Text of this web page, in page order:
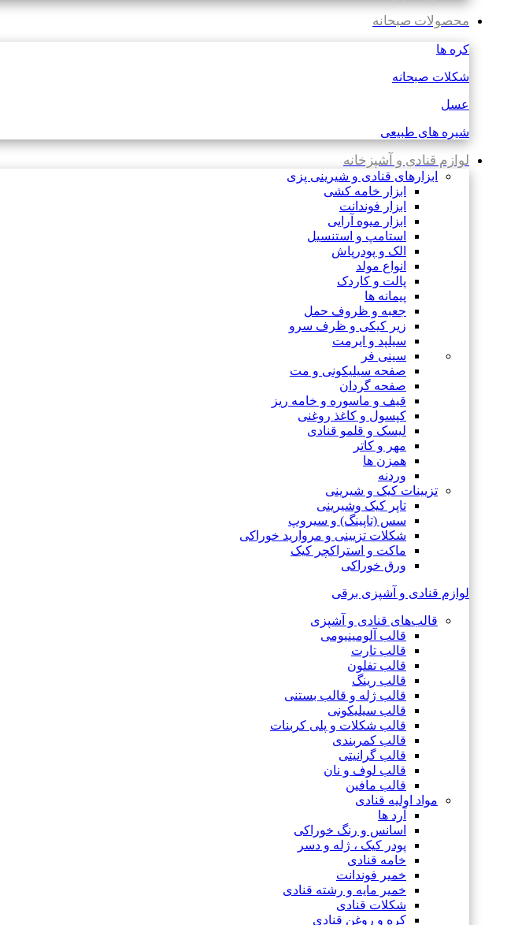
محصولات صبحانه
کره ها
شکلات صبحانه
عسل
شیره های طبیعی
لوازم قنادی و آشپزخانه
ابزارهای قنادی و شیرینی پزی
ابزار خامه کشی
ابزار فوندانت
ابزار میوه آرایی
استامپ و استنسیل
الک و پودرپاش
انواع مولد
پالت و کاردک
پیمانه ها
جعبه و ظروف حمل
زیر کیکی و ظرف سرو
سیلپد و ایرمت
سینی فر
صفحه سیلیکونی و مت
صفحه گردان
قیف و ماسوره و خامه ریز
کپسول و کاغذ روغنی
لیسک و قلمو قنادی
مهر و کاتر
همزن ها
وردنه
تزیینات کیک و شیرینی
تاپر کیک وشیرینی
سس (تاپینگ) و سیروپ
شکلات تزیینی و مروارید خوراکی
ماکت و استراکچر کیک
ورق خوراکی
لوازم قنادی و آشپزی برقی
قالب‌های قنادی و آشپزی
قالب آلومینیومی
قالب تارت
قالب تفلون
قالب رینگ
قالب ژله و قالب بستنی
قالب سیلیکونی
قالب شکلات و پلی کربنات
قالب کمربندی
قالب گرانیتی
قالب لوف و نان
قالب مافین
مواد اولیه قنادی
آرد ها
اسانس و رنگ خوراکی
پودر کیک ، ژله و دسر
خامه قنادی
خمیر فوندانت
خمیر مایه و رشته قنادی
شکلات قنادی
کره و روغن قنادی